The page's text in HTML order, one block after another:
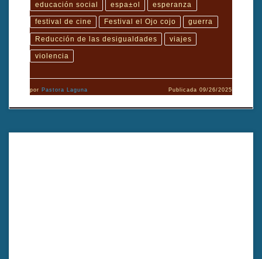
educación social espa±ol esperanza
festival de cine Festival el Ojo cojo guerra
Reducción de las desigualdades viajes
violencia
por Pastora Laguna Publicada09/26/2025